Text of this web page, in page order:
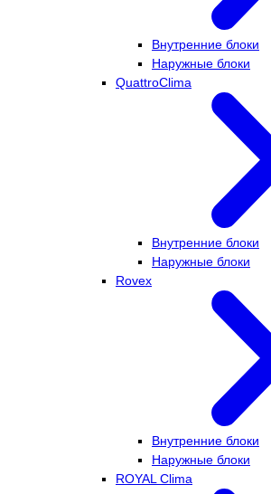
Внутренние блоки
Наружные блоки
QuattroClima
Внутренние блоки
Наружные блоки
Rovex
Внутренние блоки
Наружные блоки
ROYAL Clima